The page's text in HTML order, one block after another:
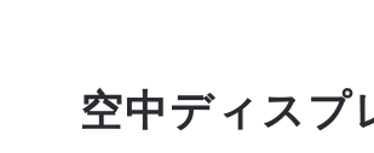
空中ディスプ